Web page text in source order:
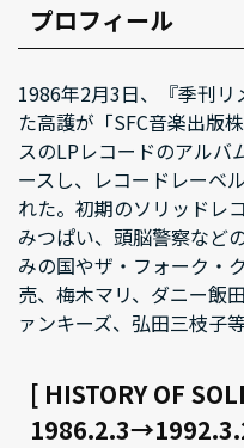
プロフィール
1986年2月3日、『季刊
た高護が「SFC音楽出版
スのLPレコードのアルバ
ースし、レコードレーベ
れた。初期のソリッドレ
みつぱい、頭脳警察など
みの国やザ・フォーク・
売、梅木マリ、ダニー飯
ァンキーズ、弘田三枝子
[ HISTORY OF